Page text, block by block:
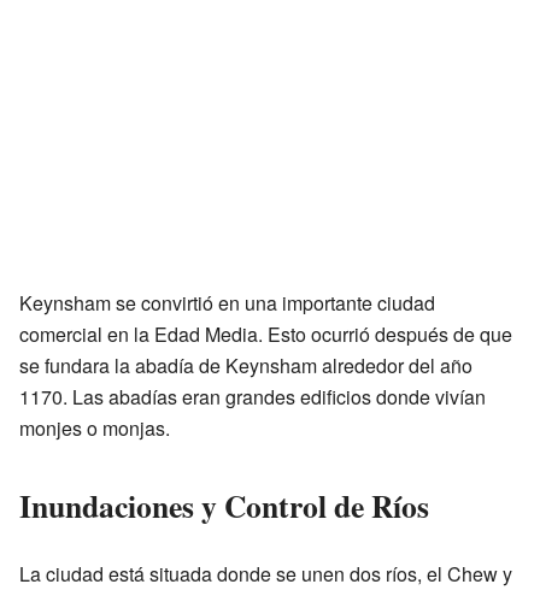
Keynsham se convirtió en una importante ciudad
comercial en la Edad Media. Esto ocurrió después de que
se fundara la abadía de Keynsham alrededor del año
1170. Las abadías eran grandes edificios donde vivían
monjes o monjas.
Inundaciones y Control de Ríos
La ciudad está situada donde se unen dos ríos, el Chew y